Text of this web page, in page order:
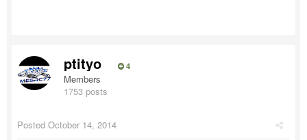
ptityo 4
Members
1753 posts
Posted October 14, 2014